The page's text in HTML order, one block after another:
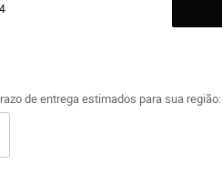
de entrega estimados para sua região: